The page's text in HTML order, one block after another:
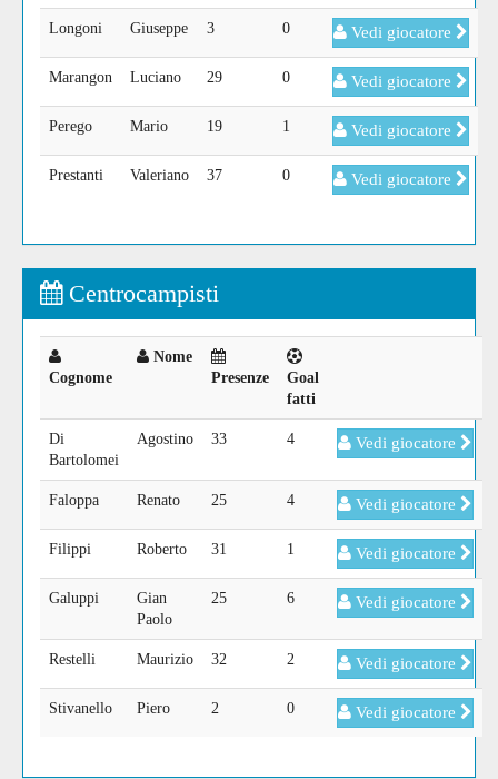
Longoni Giuseppe 3 0 Vedi giocatore
Marangon Luciano 29 0 Vedi giocatore
Perego Mario 19 1 Vedi giocatore
Prestanti Valeriano 37 0 Vedi giocatore
Centrocampisti
Cognome
Nome
Presenze
Goal
fatti
Di
Bartolomei
Agostino 33 4 Vedi giocatore
Faloppa Renato 25 4 Vedi giocatore
Filippi Roberto 31 1 Vedi giocatore
Galuppi
Gian
Paolo
25 6 Vedi giocatore
Restelli Maurizio 32 2 Vedi giocatore
Stivanello Piero 2 0 Vedi giocatore